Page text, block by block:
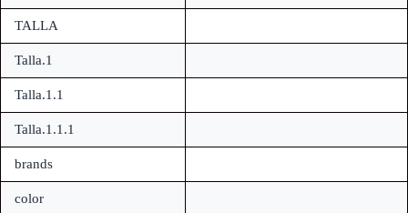
TALLA
Talla.1
Talla.1.1
Talla.1.1.1
brands
color